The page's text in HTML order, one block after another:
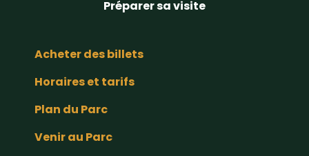
Préparer sa visite
Acheter des billets
Horaires et tarifs
Plan du Parc
Venir au Parc